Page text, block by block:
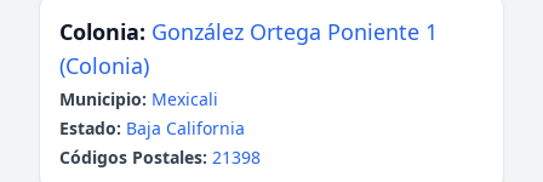
Colonia: González Ortega Poniente 1
(Colonia)
Municipio: Mexicali
Estado: Baja California
Códigos Postales: 21398